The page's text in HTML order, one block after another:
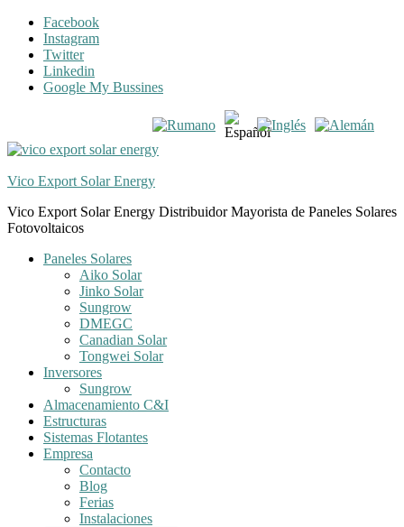
Skip
navigation
Skip
content
Facebook
Instagram
Twitter
Linkedin
Google My Bussines
Vico Export Solar Energy
Vico Export Solar Energy Distribuidor Mayorista de Paneles Solares
Fotovoltaicos
Toggle
navigation
Paneles Solares
Aiko Solar
Jinko Solar
Sungrow
DMEGC
Canadian Solar
Tongwei Solar
Inversores
Sungrow
Almacenamiento C&I
Estructuras
Sistemas Flotantes
Empresa
Contacto
Blog
Ferias
Instalaciones